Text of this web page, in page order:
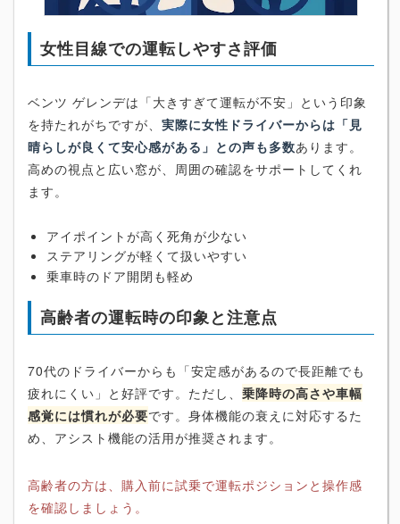
女性目線での運転しやすさ評価
ベンツ ゲレンデは「大きすぎて運転が不安」という印象
を持たれがちですが、 実際に女性ドライバーからは「見
晴らしが良くて安心感がある」との声も多数あります。
高めの視点と広い窓が、周囲の確認をサポートしてくれ
ます。
アイポイントが高く死角が少ない
ステアリングが軽くて扱いやすい
乗車時のドア開閉も軽め
高齢者の運転時の印象と注意点
70代のドライバーからも「安定感があるので長距離でも
疲れにくい」と好評です。ただし、 乗降時の高さや車幅
感覚には慣れが必要です。身体機能の衰えに対応するた
め、アシスト機能の活用が推奨されます。
高齢者の方は、購入前に試乗で運転ポジションと操作感
を確認しましょう。